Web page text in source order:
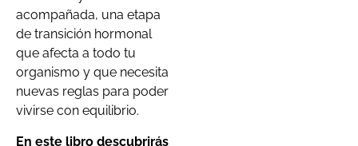
acompañada, una etapa
de transición hormonal
que afecta a todo tu
organismo y que necesita
nuevas reglas para poder
vivirse con equilibrio.
En este libro descubrirás